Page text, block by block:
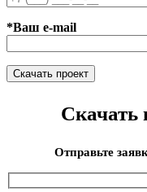
*Ваш e-mail
Скачать
Отправьте